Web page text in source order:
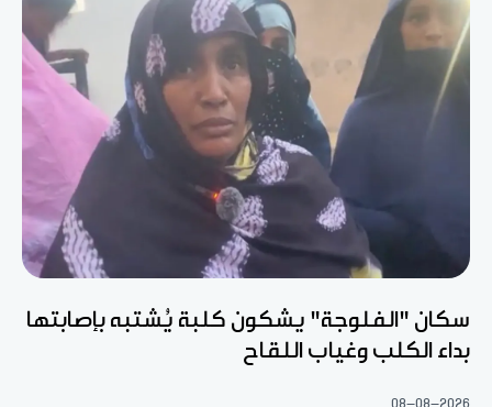
سكان "الفلوجة" يشكون كلبة يُشتبه بإصابتها
بداء الكلب وغياب اللقاح